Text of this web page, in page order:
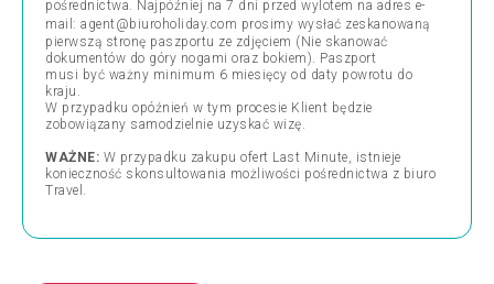
pośrednictwa. Najpóźniej na 7 dni przed wylotem na adres e-
mail: agent@biuroholiday.com prosimy wysłać zeskanowaną
pierwszą stronę paszportu ze zdjęciem (Nie skanować
dokumentów do góry nogami oraz bokiem). Paszport
musi być ważny minimum 6 miesięcy od daty powrotu do
kraju.
W przypadku opóźnień w tym procesie Klient będzie
zobowiązany samodzielnie uzyskać wizę.
WAŻNE: W przypadku zakupu ofert Last Minute, istnieje
konieczność skonsultowania możliwości pośrednictwa z biuro
Travel.